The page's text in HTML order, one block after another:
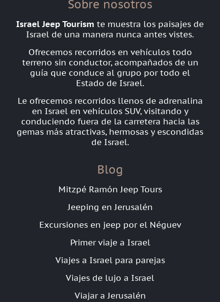
Sobre nosotros
Israel Jeep Tourism te muestra los paisajes de
Israel de una manera nunca antes vistes.
Ofrecemos recorridos en vehículos todo
terreno sin conductor, acompañados de un
guía que conduce al grupo por todo el
Estado de Israel.
Le ofrecemos recorridos llenos de adrenalina
en Israel en vehículos SUV, visitando y
conduciendo fuera de la carretera hacia las
gemas más atractivas, hermosas y escondidas
de Israel.
Blog
Mitzpé Ramón Jeep Tours
Jeeping en Jerusalén
Excursiones en jeep por el Néguev
Primer viaje a Israel
Viajes a Israel para parejas
Viajes de lujo a Israel
Viajar a Jerusalén